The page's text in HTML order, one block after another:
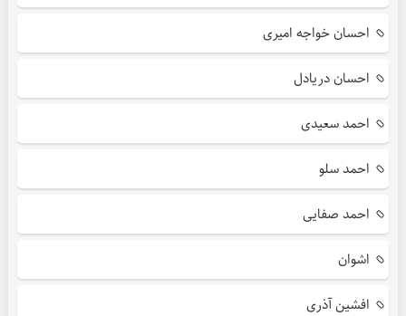
احسان خواجه امیری
احسان دریادل
احمد سعیدی
احمد سلو
احمد صفایی
اشوان
افشین آذری